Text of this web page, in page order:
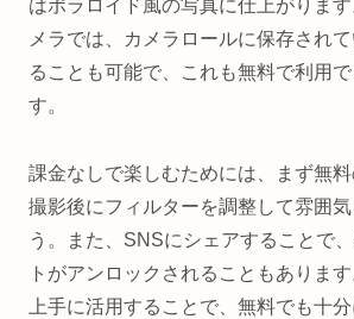
はポラロイド風の写真に仕上がりま
メラでは、カメラロールに保存され
ることも可能で、これも無料で利用
す。
課金なしで楽しむためには、まず無料
撮影後にフィルターを調整して雰囲
う。また、SNSにシェアすることで
トがアンロックされることもありま
上手に活用することで、無料でも十